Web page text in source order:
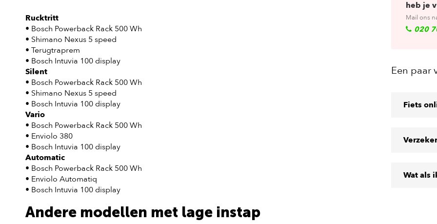
Rucktritt
• Bosch Powerback Rack 500 Wh
• Shimano Nexus 5 speed
• Terugtraprem
• Bosch Intuvia 100 display
Silent
• Bosch Powerback Rack 500 Wh
• Shimano Nexus 5 speed
• Bosch Intuvia 100 display
Vario
• Bosch Powerback Rack 500 Wh
• Enviolo 380
• Bosch Intuvia 100 display
Automatic
• Bosch Powerback Rack 500 Wh
• Enviolo Automatiq
• Bosch Intuvia 100 display
Andere modellen met lage instap
heb je
Mail ons
020
Een paar
Fiets
Wat als